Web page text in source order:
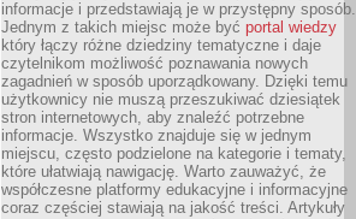
informacje i przedstawiają je w przystępny sposób.
Jednym z takich miejsc może być portal wiedzy
który łączy różne dziedziny tematyczne i daje
czytelnikom możliwość poznawania nowych
zagadnień w sposób uporządkowany. Dzięki temu
użytkownicy nie muszą przeszukiwać dziesiątek
stron internetowych, aby znaleźć potrzebne
informacje. Wszystko znajduje się w jednym
miejscu, często podzielone na kategorie i tematy,
które ułatwiają nawigację. Warto zauważyć, że
współczesne platformy edukacyjne i informacyjne
coraz częściej stawiają na jakość treści. Artykuły